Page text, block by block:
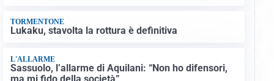
TORMENTONE
Lukaku, stavolta la rottura è definitiva
L'ALLARME
Sassuolo, l’allarme di Aquilani: “Non ho difensori,